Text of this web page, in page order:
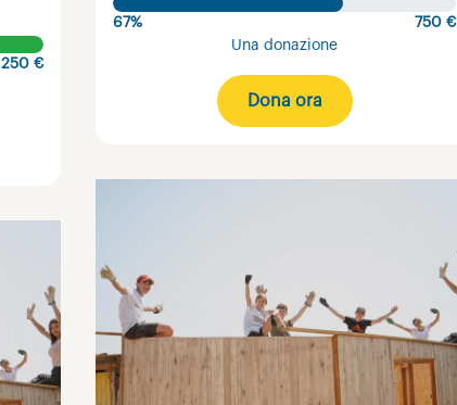
67%
750 €
Una donazione
Dona ora
250 €